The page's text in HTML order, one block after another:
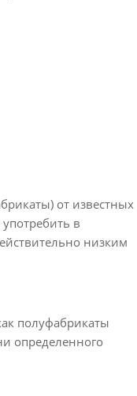
от известных
в
низким
полуфабрикаты
определенного